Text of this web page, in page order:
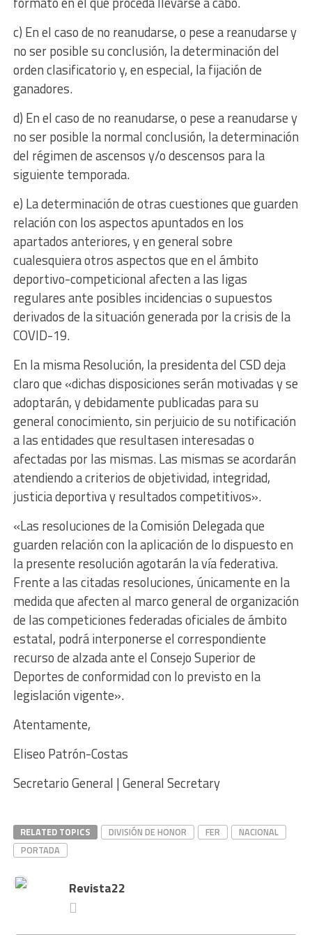
c) En el caso de no reanudarse, o pese a reanudarse y
no ser posible su conclusión, la determinación del
orden clasificatorio y, en especial, la fijación de
ganadores.
d) En el caso de no reanudarse, o pese a reanudarse y
no ser posible la normal conclusión, la determinación
del régimen de ascensos y/o descensos para la
siguiente temporada.
e) La determinación de otras cuestiones que guarden
relación con los aspectos apuntados en los
apartados anteriores, y en general sobre
cualesquiera otros aspectos que en el ámbito
deportivo-competicional afecten a las ligas
regulares ante posibles incidencias o supuestos
derivados de la situación generada por la crisis de la
COVID-19.
En la misma Resolución, la presidenta del CSD deja
claro que «dichas disposiciones serán motivadas y se
adoptarán, y debidamente publicadas para su
general conocimiento, sin perjuicio de su notificación
a las entidades que resultasen interesadas o
afectadas por las mismas. Las mismas se acordarán
atendiendo a criterios de objetividad, integridad,
justicia deportiva y resultados competitivos».
«Las resoluciones de la Comisión Delegada que
guarden relación con la aplicación de lo dispuesto en
la presente resolución agotarán la vía federativa.
Frente a las citadas resoluciones, únicamente en la
medida que afecten al marco general de organización
de las competiciones federadas oficiales de ámbito
estatal, podrá interponerse el correspondiente
recurso de alzada ante el Consejo Superior de
Deportes de conformidad con lo previsto en la
legislación vigente».
Atentamente,
Eliseo Patrón-Costas
Secretario General | General Secretary
RELATED TOPICS DIVISIÓN DE HONOR FER
NACIONAL
PORTADA
Revista22